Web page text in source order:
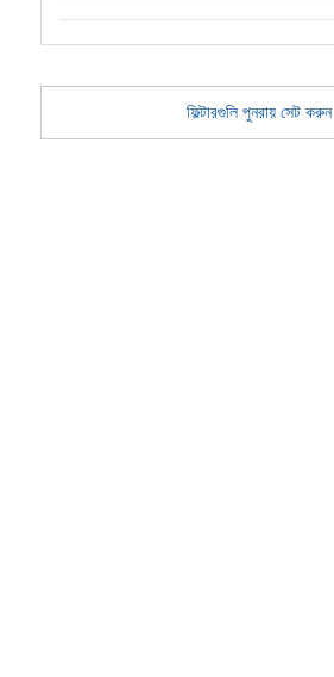
অঙ্গ প্রতিস্থাপন
নিউরোসার্জারি
ফিল্টারগুলি পুনরায় সেট করুন